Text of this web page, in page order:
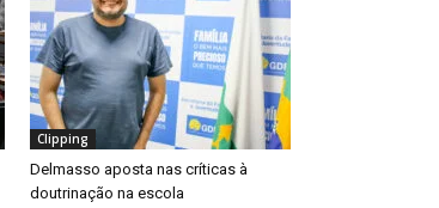
Clipping
Delmasso aposta nas críticas à
doutrinação na escola